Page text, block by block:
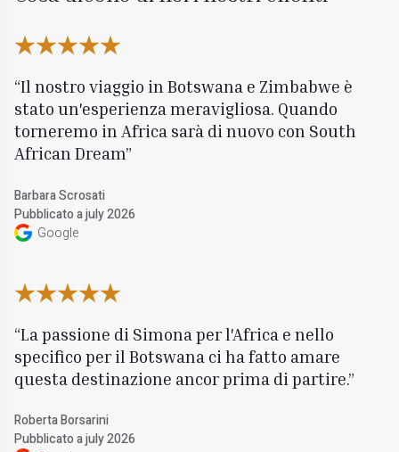
Il nostro viaggio in Botswana e Zimbabwe è
stato un'esperienza meravigliosa. Quando
torneremo in Africa sarà di nuovo con South
African Dream
Barbara Scrosati
Pubblicato a july 2026
Google
La passione di Simona per l'Africa e nello
specifico per il Botswana ci ha fatto amare
questa destinazione ancor prima di partire.
Roberta Borsarini
Pubblicato a july 2026